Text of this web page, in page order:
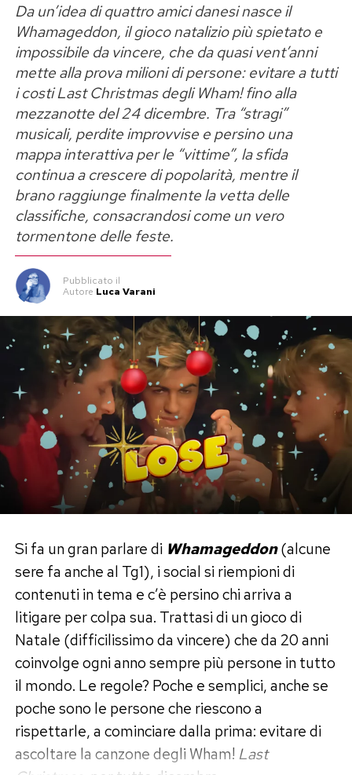
funamboliciChickenfoot… ne vogliamo
parlare?!?
Una ricettina veloce veloce
A questo punto mi è venuta fame… e vi propino
una ricettina sperimentata di recente,
naturalmente a base del razzolante pennuto: gli
arrosticini al miele! Ve la riassumo qui, con una
piccola premessa: la cucina è spesso fatta di
sapienti contrasti e, per certi versi, l’armonia di
un piatto nasce proprio da connubi
apparentemente irrealizzabili. Per esempio, può
il latte convivere con il limone?
ARROSTICINI DI POLLO CARAMELLATI
Ingredienti per 4 persone:
1 petto di pollo da 500 gr.
Farina q.b.
1 bicchiere di latte
4 patate
Timo q.b.
Olio extravergine l’oliva
2 cucchiai di miele millefoglie
1 bicchiere di vino bianco
Da un’idea di quattro amici danesi nasce il
Whamageddon, il gioco natalizio più spietato e
impossibile da vincere, che da quasi vent’anni
mette alla prova milioni di persone: evitare a tutti
i costi Last Christmas degli Wham! fino alla
mezzanotte del 24 dicembre. Tra “stragi”
musicali, perdite improvvise e persino una
mappa interattiva per le “vittime”, la sfida
continua a crescere di popolarità, mentre il
brano raggiunge finalmente la vetta delle
classifiche, consacrandosi come un vero
tormentone delle feste.
Pubblicato il
Autore Luca Varani
Si fa un gran parlare di Whamageddon(alcune
sere fa anche al Tg1), i social si riempioni di
contenuti in tema e c’è persino chi arriva a
litigare per colpa sua. Trattasi di un gioco di
Natale (difficilissimo da vincere) che da 20 anni
coinvolge ogni anno sempre più persone in tutto
il mondo. Le regole? Poche e semplici, anche se
poche sono le persone che riescono a
rispettarle, a cominciare dalla prima: evitare di
ascoltare la canzone degli Wham! Last